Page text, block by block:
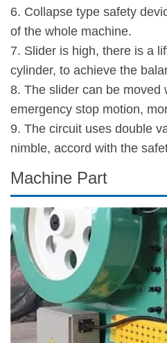
6. Collapse type safety
of the whole machine.
7. Slider is high, there is a
cylinder, to achieve the
8. The slider can be moved
emergency stop motion,
9. The circuit uses double
nimble, accord with the
Machine Part